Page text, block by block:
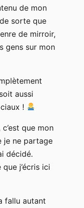
de mon
sorte que
de mirroir,
gens sur mon
aussi
!
que mon
je ne partage
décidé.
j’écris ici
fallu autant